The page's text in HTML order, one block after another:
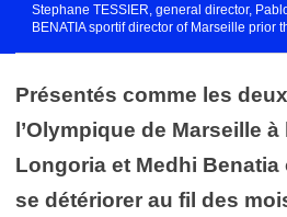
Stephane TESSIER, general director,
BENATIA sportif director of Marseille prior
Présentés comme les
l’Olympique de Marseille à
Longoria et Medhi
se détériorer au fil des